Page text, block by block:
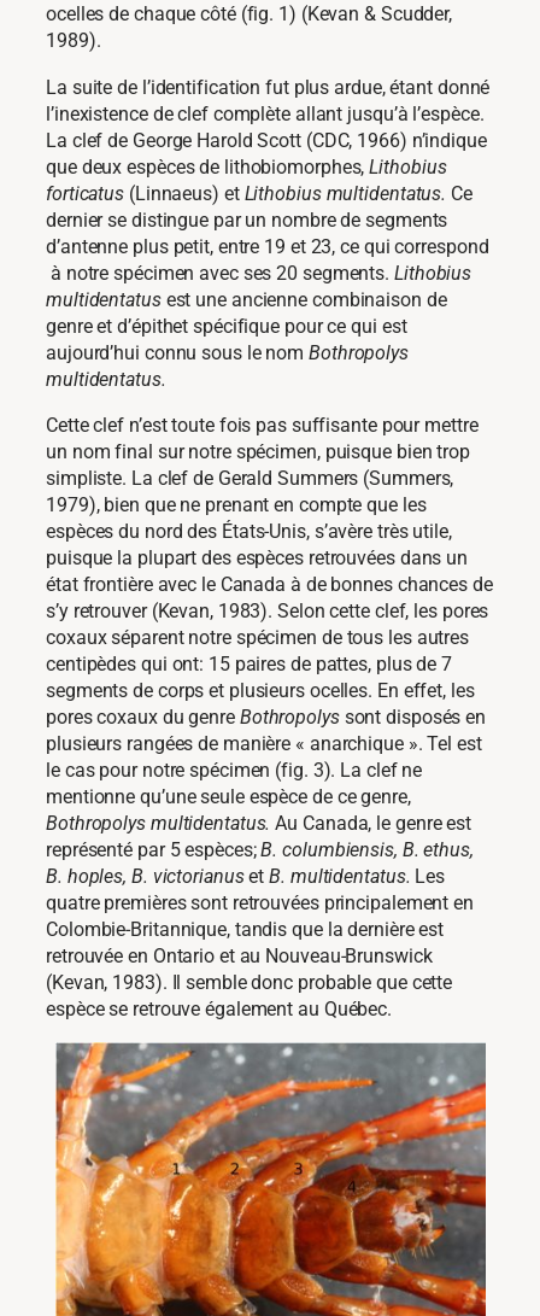
ocelles de chaque côté (fig. 1) (Kevan & Scudder,
1989).
La suite de l’identification fut plus ardue, étant donné
l’inexistence de clef complète allant jusqu’à l’espèce.
La clef de George Harold Scott (CDC, 1966) n’indique
que deux espèces de lithobiomorphes,Lithobius
forticatus (Linnaeus) et Lithobius multidentatus. Ce
dernier se distingue par un nombre de segments
d’antenne plus petit, entre 19 et 23, ce qui correspond
à notre spécimen avec ses 20 segments. Lithobius
multidentatus est une ancienne combinaison de
genre et d’épithet spécifique pour ce qui est
aujourd’hui connu sous le nom Bothropolys
multidentatus.
Cette clef n’est toute fois pas suffisante pour mettre
un nom final sur notre spécimen, puisque bien trop
simpliste. La clef de Gerald Summers (Summers,
1979), bien que ne prenant en compte que les
espèces du nord des États-Unis, s’avère très utile,
puisque la plupart des espèces retrouvées dans un
état frontière avec le Canada à de bonnes chances de
s’y retrouver (Kevan, 1983). Selon cette clef, les pores
coxaux séparent notre spécimen de tous les autres
centipèdes qui ont: 15 paires de pattes, plus de 7
segments de corps et plusieurs ocelles. En effet, les
pores coxaux du genre Bothropolyssont disposés en
plusieurs rangées de manière « anarchique ». Tel est
le cas pour notre spécimen (fig. 3). La clef ne
mentionne qu’une seule espèce de ce genre,
Bothropolys multidentatus.Au Canada, le genre est
représenté par 5 espèces;B. columbiensis, B. ethus,
B. hoples, B. victorianusetB. multidentatus. Les
quatre premières sont retrouvées principalement en
Colombie-Britannique, tandis que la dernière est
retrouvée en Ontario et au Nouveau-Brunswick
(Kevan, 1983). Il semble donc probable que cette
espèce se retrouve également au Québec.